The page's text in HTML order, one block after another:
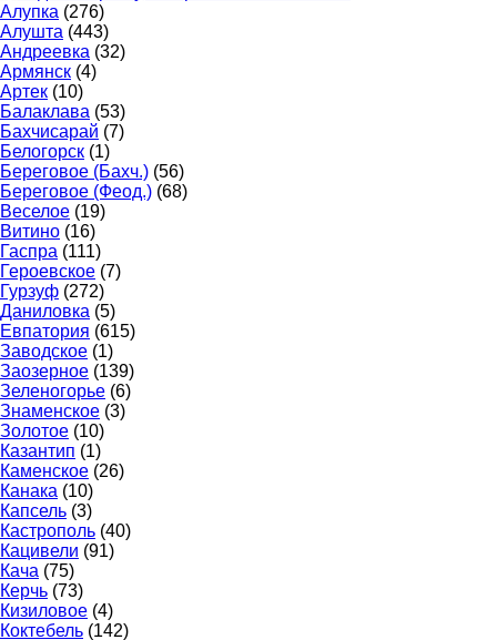
Алупка (276)
Алушта (443)
Андреевка (32)
Армянск (4)
Артек (10)
Балаклава (53)
Бахчисарай (7)
Белогорск (1)
Береговое (Бахч.) (56)
Береговое (Феод.) (68)
Веселое (19)
Витино (16)
Гаспра (111)
Героевское (7)
Гурзуф (272)
Даниловка (5)
Евпатория (615)
Заводское (1)
Заозерное (139)
Зеленогорье (6)
Знаменское (3)
Золотое (10)
Казантип (1)
Каменское (26)
Канака (10)
Капсель (3)
Кастрополь (40)
Кацивели (91)
Кача (75)
Керчь (73)
Кизиловое (4)
Коктебель (142)